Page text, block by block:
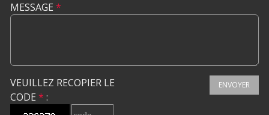
MESSAGE *
VEUILLEZ RECOPIER LE
CODE * :
ENVOYER